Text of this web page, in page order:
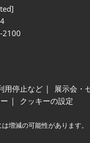
2100
用停止など 展示会・
クッキーの設定
増減の可能性があります。